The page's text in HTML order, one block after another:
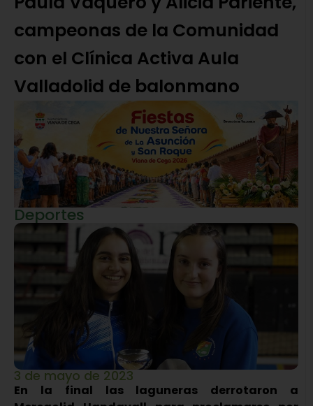
campeonas de la Comunidad
con el Clínica Activa Aula
Valladolid de balonmano
Deportes
3 de mayo de 2023
En la final las laguneras derrotaron a